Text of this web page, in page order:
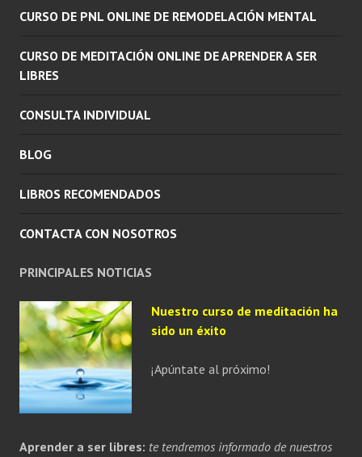
CURSO DE PNL ONLINE DE REMODELACIÓN MENTAL
CURSO DE MEDITACIÓN ONLINE DE APRENDER A SER
LIBRES
CONSULTA INDIVIDUAL
BLOG
LIBROS RECOMENDADOS
CONTACTA CON NOSOTROS
PRINCIPALES NOTICIAS
Nuestro curso de meditación ha
sido un éxito
¡Apúntate al próximo!
Aprender a ser libres: te tendremos informado de nuestros